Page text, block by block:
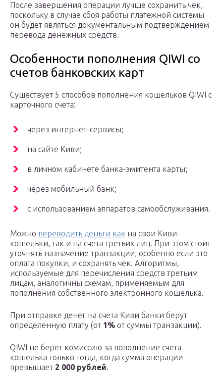
После завершения операции лучше сохранить чек,
поскольку в случае сбоя работы платежной системы
он будет являться документальным подтверждением
перевода денежных средств.
Особенности пополнения QIWI со
счетов банковских карт
Существует 5 способов пополнения кошельков QIWI с
карточного счета:
через интернет-сервисы;
на сайте Киви;
в личном кабинете банка-эмитента карты;
через мобильный банк;
с использованием аппаратов самообслуживания.
Можно переводить деньги как на свои Киви-
кошельки, так и на счета третьих лиц. При этом стоит
уточнять назначение транзакции, особенно если это
оплата покупки, и сохранять чек. Алгоритмы,
используемые для перечисления средств третьим
лицам, аналогичны схемам, применяемым для
пополнения собственного электронного кошелька.
При отправке денег на счета Киви банки берут
определенную плату (от 1% от суммы транзакции).
QIWI не берет комиссию за пополнение счета
кошелька только тогда, когда сумма операции
превышает 2 000 рублей.